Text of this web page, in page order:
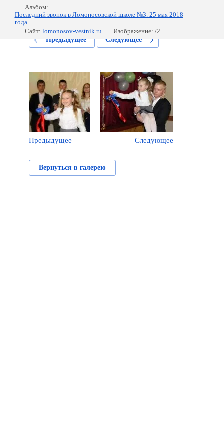
Альбом:
Последний звонок в Ломоносовской школе №3. 25 мая 2018
года
Сайт: lomonosov-vestnik.ru
Изображение: /2
Предыдущее
Следующее
Предыдущее Следующее
Вернуться в галерею